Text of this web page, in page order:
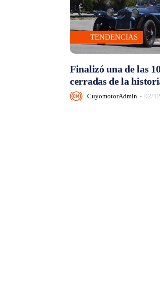
TENDENCIAS
Finalizó una de las
cerradas de la
CuyomotorAdmin - 02/